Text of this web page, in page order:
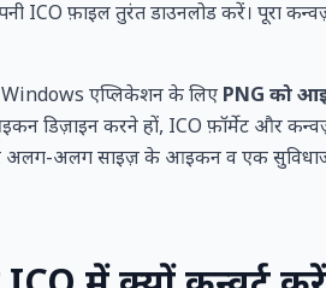
ICO फ़ाइल तुरंत डाउनलोड करें। पूरा
एप्लिकेशन के लिए PNG को
डिज़ाइन करने हों, ICO फ़ॉर्मेट और
अलग-अलग साइज़ के आइकन व एक